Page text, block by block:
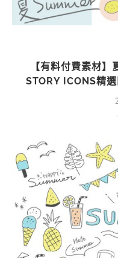
【有料付費素材
STORY ICONS精